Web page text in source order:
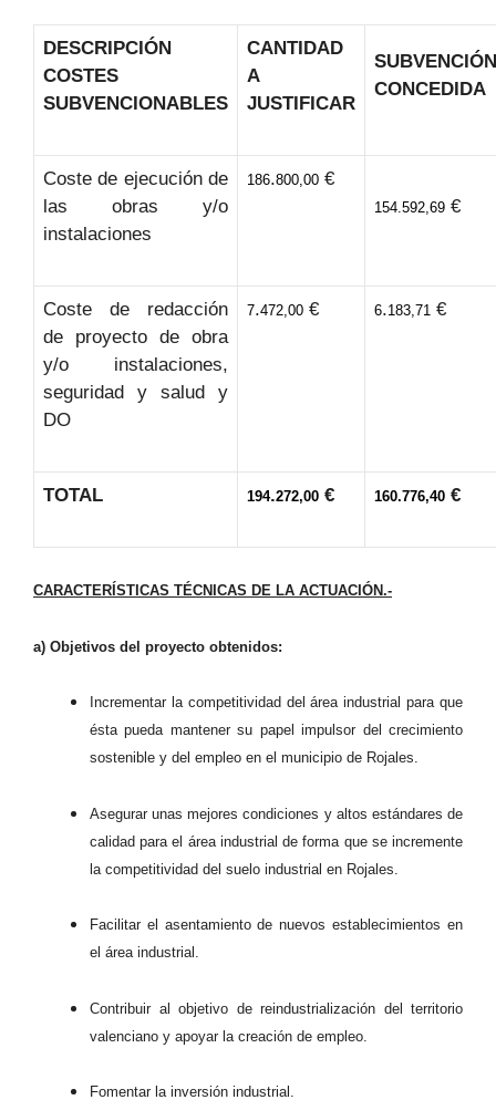
DESCRIPCIÓN
COSTES
SUBVENCIONABLES
CANTIDAD
A
JUSTIFICAR
SUBVENCIÓN
CONCEDIDA
Coste de ejecución de
las obras y/o
instalaciones
186.800,00 €
154.592,69 €
Coste de redacción
de proyecto de obra
y/o instalaciones,
seguridad y salud y
DO
7.472,00 € 6.183,71 €
TOTAL 194.272,00 € 160.776,40 €
CARACTERÍSTICAS TÉCNICAS DE LA ACTUACIÓN.-
a) Objetivos del proyecto obtenidos:
Incrementar la competitividad del área industrial para que
ésta pueda mantener su papel impulsor del crecimiento
sostenible y del empleo en el municipio de Rojales.
Asegurar unas mejores condiciones y altos estándares de
calidad para el área industrial de forma que se incremente
la competitividad del suelo industrial en Rojales.
Facilitar el asentamiento de nuevos establecimientos en
el área industrial.
Contribuir al objetivo de reindustrialización del territorio
valenciano y apoyar la creación de empleo.
Fomentar la inversión industrial.